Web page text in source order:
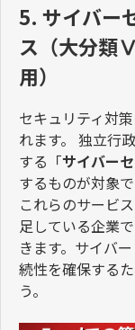
5. サイバー
ス（大分類
用）
セキュリティ対
れます。 独立行
する「サイバー
するものが対象で
これらのサービ
足している企業
きます。サイバ
続性を確保する
う。